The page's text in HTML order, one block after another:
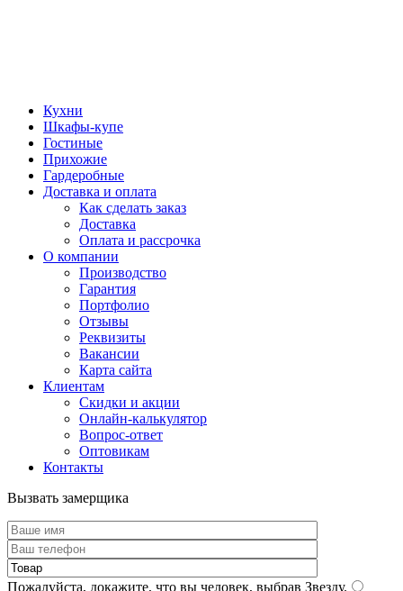
Кухни
Шкафы-купе
Гостиные
Прихожие
Гардеробные
Доставка и оплата
Как сделать заказ
Доставка
Оплата и рассрочка
О компании
Производство
Гарантия
Портфолио
Отзывы
Реквизиты
Вакансии
Карта сайта
Клиентам
Скидки и акции
Онлайн-калькулятор
Вопрос-ответ
Оптовикам
Контакты
Вызвать замерщика
Пожалуйста, докажите, что вы человек, выбрав Звезду.